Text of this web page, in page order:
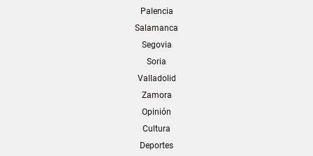
Palencia
Salamanca
Segovia
Soria
Valladolid
Zamora
Opinión
Cultura
Deportes